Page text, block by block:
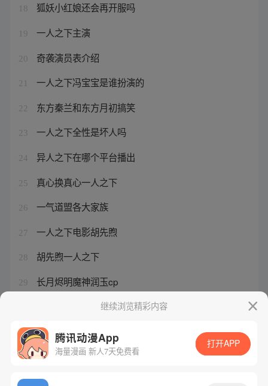
18 狐妖小红娘还会再开服吗
19 一人之下主演
20 奇袭演员表介绍
21 一人之下冯宝宝是谁扮演的
22 东方秦兰和东方月初搞笑
23 一人之下全性是坏人吗
24 异人之下在哪个平台播出
25 真心换真心一人之下
26 一气道盟各大家族
27 一人之下电影胡先煦
28 胡先煦一人之下
29 长月烬明魔神润玉cp
一人之下王也第几集回家继续浏览精彩内容
腾讯动漫App
海量漫画 新人7天免费看
打开APP